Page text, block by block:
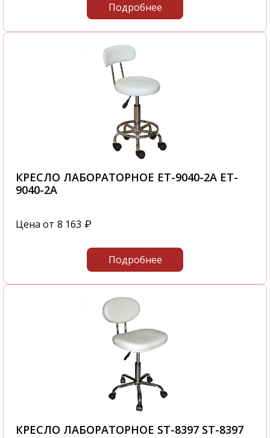
Подробнее
КРЕСЛО ЛАБОРАТОРНОЕ ET-9040-2A ET-
9040-2A
Цена от 8 163 ₽
Подробнее
КРЕСЛО ЛАБОРАТОРНОЕ ST-8397 ST-8397